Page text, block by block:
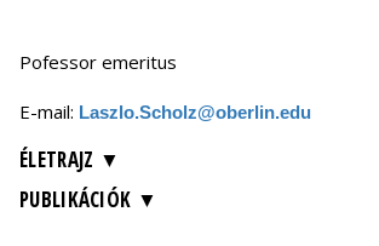
Pofessor emeritus
E-mail: Laszlo.Scholz@oberlin.edu
ÉLETRAJZ
PUBLIKÁCIÓK